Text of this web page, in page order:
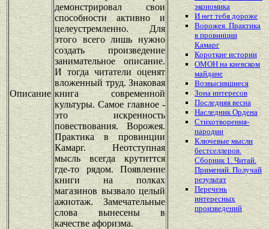
Описание
демонстрировал свои
способности активно и
целеустремленно. Для
этого всего лишь нужно
создать произведение
занимательное описание.
И тогда читатели оценят
вложенный труд. Знаковая
книга современной
культуры. Самое главное -
это искренность
повествования. Ворожея.
Практика в провинции
Камарг. Неотступная
мысль всегда крутиттся
где-то рядом. Появление
книги на полках
магазинов вызвало целый
ажиотаж. Замечательные
слова вынесены в
качестве афоризма.
экономика
И нет тебя дороже
Ворожея. Практика
в провинции
Камарг
Короткие истории
ОМОН на киевском
майдане
Возвысившиеся
Зона интересов
Последняя весна
Наследник Ордена
Стихотворения-
пародии
Ключевые мысли
бестселлеров.
Сборник 1. Читай.
Применяй. Получай
результат
Перечень
интересных
произведений